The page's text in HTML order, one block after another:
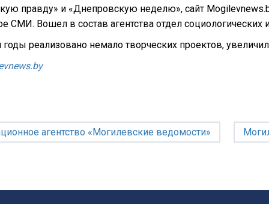
правду» и «Днепровскую неделю», сайт
СМИ. Вошел в состав агентства отдел
годы реализовано немало творческих проектов,
агентство «Могилевские ведомости»